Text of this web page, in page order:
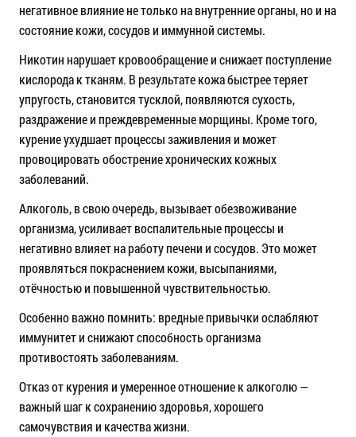
негативное влияние не только на внутренние органы, но и на
состояние кожи, сосудов и иммунной системы.
Никотин нарушает кровообращение и снижает поступление
кислорода к тканям. В результате кожа быстрее теряет
упругость, становится тусклой, появляются сухость,
раздражение и преждевременные морщины. Кроме того,
курение ухудшает процессы заживления и может
провоцировать обострение хронических кожных
заболеваний.
Алкоголь, в свою очередь, вызывает обезвоживание
организма, усиливает воспалительные процессы и
негативно влияет на работу печени и сосудов. Это может
проявляться покраснением кожи, высыпаниями,
отёчностью и повышенной чувствительностью.
Особенно важно помнить: вредные привычки ослабляют
иммунитет и снижают способность организма
противостоять заболеваниям.
Отказ от курения и умеренное отношение к алкоголю —
важный шаг к сохранению здоровья, хорошего
самочувствия и качества жизни.